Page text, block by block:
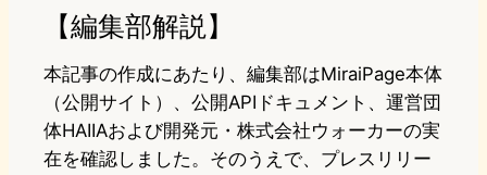
【編集部解説】
本記事の作成にあたり、編集部はMiraiPage本体
（公開サイト）、公開APIドキュメント、運営団
体HAIIAおよび開発元・株式会社ウォーカーの実
在を確認しました。そのうえで、プレスリリー